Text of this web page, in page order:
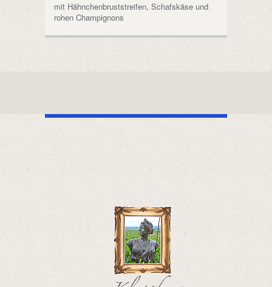
mit Hähnchenbruststreifen, Schafskäse und
rohen Champignons